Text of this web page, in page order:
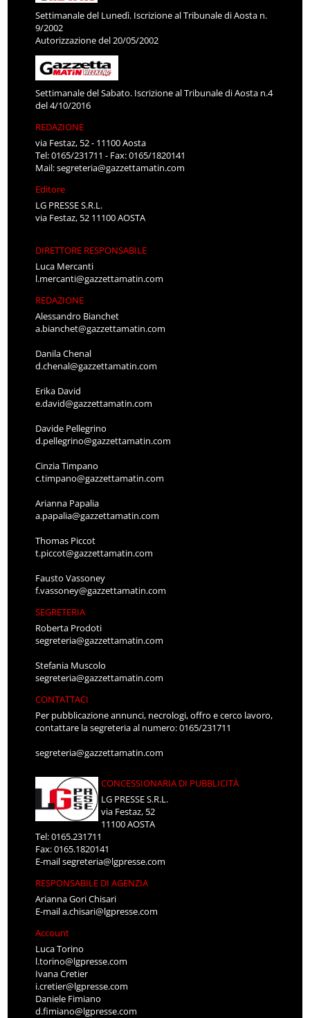
Settimanale del Lunedì. Iscrizione al Tribunale di Aosta n.
9/2002
Autorizzazione del 20/05/2002
Settimanale del Sabato. Iscrizione al Tribunale di Aosta n.4
del 4/10/2016
REDAZIONE
via Festaz, 52 - 11100 Aosta
Tel: 0165/231711 - Fax: 0165/1820141
Mail:segreteria@gazzettamatin.com
Editore
LG PRESSE S.R.L.
via Festaz, 52 11100 AOSTA
DIRETTORE RESPONSABILE
Luca Mercanti
l.mercanti@gazzettamatin.com
REDAZIONE
Alessandro Bianchet
a.bianchet@gazzettamatin.com
Danila Chenal
d.chenal@gazzettamatin.com
Erika David
e.david@gazzettamatin.com
Davide Pellegrino
d.pellegrino@gazzettamatin.com
Cinzia Timpano
c.timpano@gazzettamatin.com
Arianna Papalia
a.papalia@gazzettamatin.com
Thomas Piccot
t.piccot@gazzettamatin.com
Fausto Vassoney
f.vassoney@gazzettamatin.com
SEGRETERIA
Roberta Prodoti
segreteria@gazzettamatin.com
Stefania Muscolo
segreteria@gazzettamatin.com
CONTATTACI
Per pubblicazione annunci, necrologi, offro e cerco lavoro,
contattare la segreteria al numero: 0165/231711
segreteria@gazzettamatin.com
CONCESSIONARIA DI PUBBLICITÀ
LG PRESSE S.R.L.
via Festaz, 52
11100 AOSTA
Tel: 0165.231711
Fax: 0165.1820141
E-mailsegreteria@lgpresse.com
RESPONSABILE DI AGENZIA
Arianna Gori Chisari
E-maila.chisari@lgpresse.com
Account
Luca Torino
l.torino@lgpresse.com
Ivana Cretier
i.cretier@lgpresse.com
Daniele Fimiano
d.fimiano@lgpresse.com